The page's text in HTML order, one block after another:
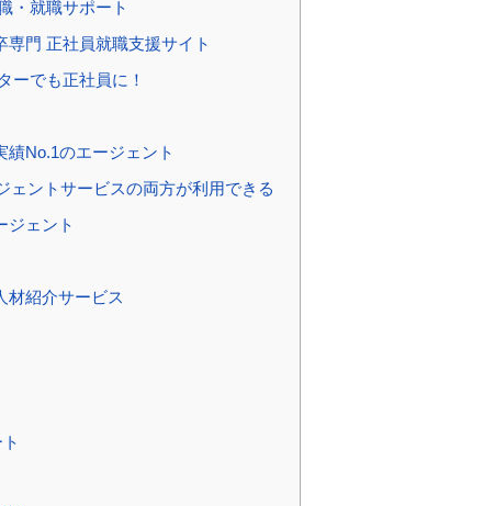
・就職サポート
門 正社員就職支援サイト
ーでも正社員に！
績No.1のエージェント
ェントサービスの両方が利用できる
ジェント
材紹介サービス